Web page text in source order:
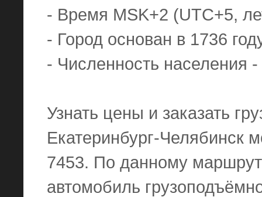
- Время MSK+2 (UTC+5,
- Город основан в 1736
- Численность населения
Узнать цены и заказать
Екатеринбург-Челябинск
7453. По данному
автомобиль